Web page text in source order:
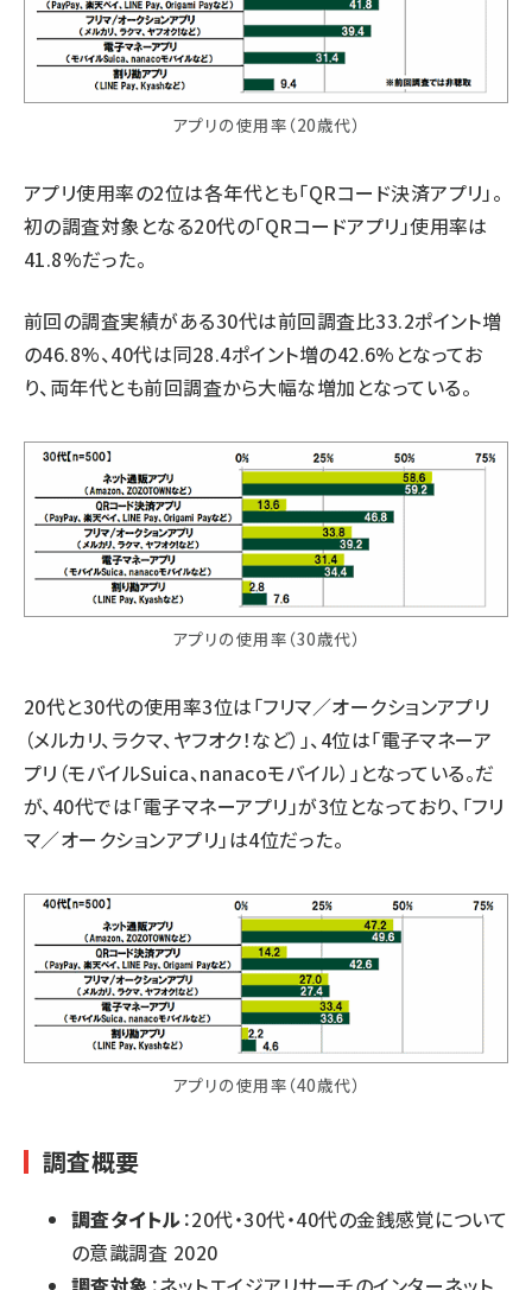
アプリの使用率（20歳代）
アプリ使用率の2位は各年代とも「QRコード決済アプリ」。
初の調査対象となる20代の「QRコードアプリ」使用率は
41.8%だった。
前回の調査実績がある30代は前回調査比33.2ポイント増
の46.8%、40代は同28.4ポイント増の42.6%となってお
り、両年代とも前回調査から大幅な増加となっている。
アプリの使用率（30歳代）
20代と30代の使用率3位は「フリマ／オークションアプリ
（メルカリ、ラクマ、ヤフオク！など）」、4位は「電子マネーア
プリ（モバイルSuica、nanacoモバイル）」となっている。だ
が、40代では「電子マネーアプリ」が3位となっており、「フリ
マ／オークションアプリ」は4位だった。
アプリの使用率（40歳代）
調査概要
調査タイトル：20代・30代・40代の金銭感覚について
の意識調査 2020